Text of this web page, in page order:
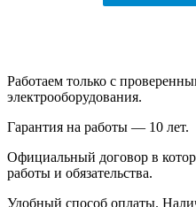
Работаем только с
электрооборудования.
Гарантия на работы — 10 лет.
Официальный договор в
работы и обязательства.
Удобный способ оплаты.